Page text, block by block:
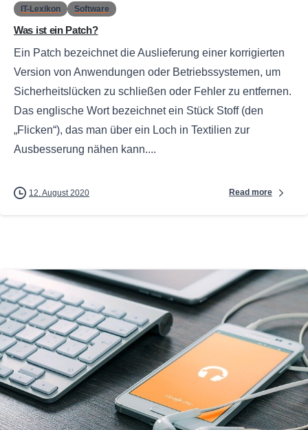
IT-Lexikon Software
Was ist ein Patch?
Ein Patch bezeichnet die Auslieferung einer korrigierten
Version von Anwendungen oder Betriebssystemen, um
Sicherheitslücken zu schließen oder Fehler zu entfernen.
Das englische Wort bezeichnet ein Stück Stoff (den
„Flicken“), das man über ein Loch in Textilien zur
Ausbesserung nähen kann....
12. August 2020 Read more